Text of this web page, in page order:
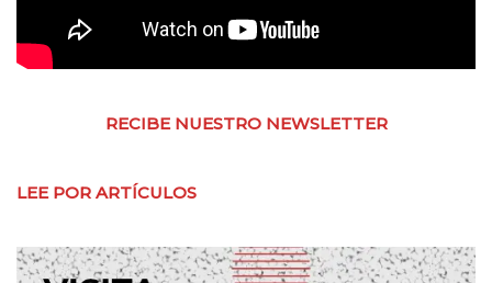
RECIBE NUESTRO NEWSLETTER
LEE POR ARTÍCULOS